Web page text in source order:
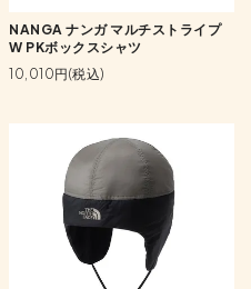
NANGA ナンガ マルチストライプ
W PKボックスシャツ
10,010円(税込)